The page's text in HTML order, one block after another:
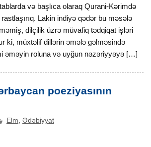
və başlıca olaraq Qurani-Kərimdə
Lakin indiyə qədər bu məsələ
dilçilik üzrə müvafiq tədqiqat işləri
ki, müxtəlif dillərin əmələ gəlməsində
əməyin roluna və uyğun nəzəriyyəyə […]
poeziyasının
Elm,Ədəbiyyat